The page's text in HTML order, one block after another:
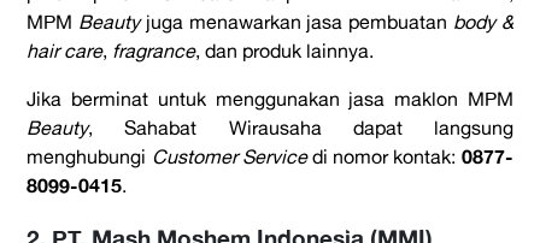
MPM Beautyjuga menawarkan jasa pembuatan body &
hair care, fragrance, dan produk lainnya.
Jika berminat untuk menggunakan jasa maklon MPM
Beauty, Sahabat Wirausaha dapat langsung
menghubungi Customer Servicedi nomor kontak: 0877-
8099-0415.